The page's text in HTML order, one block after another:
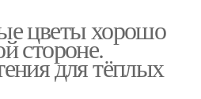
цветы хорошо
стороне.
для тёплых